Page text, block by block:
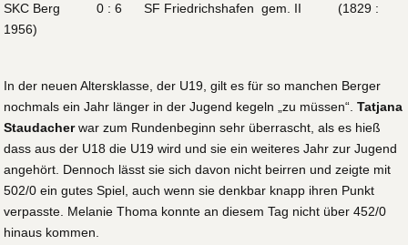
SKC Berg 0 : 6 SF Friedrichshafen gem. II (1829 :
1956)
In der neuen Altersklasse, der U19, gilt es für so manchen Berger
nochmals ein Jahr länger in der Jugend kegeln „zu müssen“.Tatjana
Staudacherwar zum Rundenbeginn sehr überrascht, als es hieß
dass aus der U18 die U19 wird und sie ein weiteres Jahr zur Jugend
angehört. Dennoch lässt sie sich davon nicht beirren und zeigte mit
502/0 ein gutes Spiel, auch wenn sie denkbar knapp ihren Punkt
verpasste. Melanie Thoma konnte an diesem Tag nicht über 452/0
hinaus kommen.